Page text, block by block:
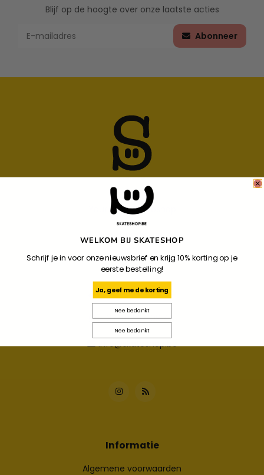
Blijf op de hoogte over onze laatste acties
Abonneer
Your Local Skateshop
Noordzandstraat 86
Brugge
+32 487 34 09 44
+32 487 34 09 44
info@skateshop.be
Informatie
Algemene voorwaarden
WELKOM BIJ SKATESHOP
Schrijf je in voor onze nieuwsbrief en krijg 10% korting op je
eerste bestelling!
Ja, geef me de korting
Nee bedankt
Nee bedankt